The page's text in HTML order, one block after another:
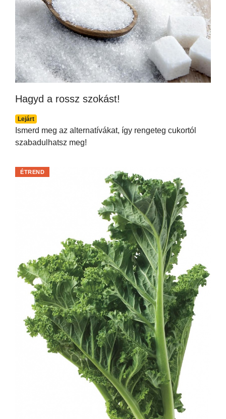
Hagyd a rossz szokást!
Lejárt
Ismerd meg az alternatívákat, így rengeteg cukortól
szabadulhatsz meg!
ÉTREND